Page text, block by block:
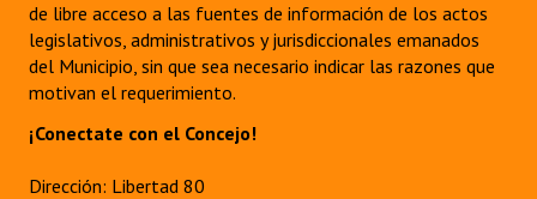
de libre acceso a las fuentes de información de los actos
legislativos, administrativos y jurisdiccionales emanados
del Municipio, sin que sea necesario indicar las razones que
motivan el requerimiento.
¡Conectate con el Concejo!
Dirección: Libertad 80